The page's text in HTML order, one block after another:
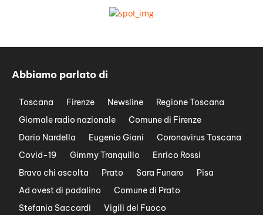
Abbiamo parlato di
Toscana Firenze Newsline
Regione Toscana
Giornale radio nazionale
Comune di Firenze
Dario Nardella
Eugenio Giani
Coronavirus Toscana
Covid-19
Gimmy Tranquillo
Enrico Rossi
Bravo chi ascolta
Prato Sara Funaro
Pisa
Ad ovest di padalino
Comune di Prato
Stefania Saccardi
Vigili del Fuoco